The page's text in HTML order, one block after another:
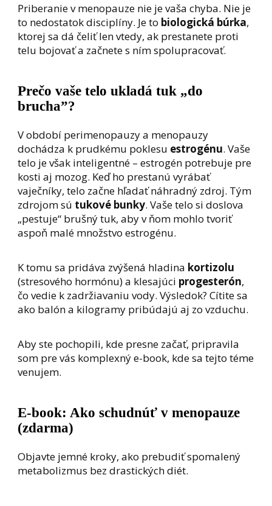
Priberanie v menopauze nie je vaša chyba. Nie je
to nedostatok disciplíny. Je to biologická búrka,
ktorej sa dá čeliť len vtedy, ak prestanete proti
telu bojovať a začnete s ním spolupracovať.
Prečo vaše telo ukladá tuk „do
brucha”?
V období perimenopauzy a menopauzy
dochádza k prudkému poklesu estrogénu. Vaše
telo je však inteligentné – estrogén potrebuje pre
kosti aj mozog. Keď ho prestanú vyrábať
vaječníky, telo začne hľadať náhradný zdroj. Tým
zdrojom sú tukové bunky. Vaše telo si doslova
„pestuje“ brušný tuk, aby v ňom mohlo tvoriť
aspoň malé množstvo estrogénu.
K tomu sa pridáva zvýšená hladina kortizolu
(stresového hormónu) a klesajúci progesterón,
čo vedie k zadržiavaniu vody. Výsledok? Cítite sa
ako balón a kilogramy pribúdajú aj zo vzduchu.
Aby ste pochopili, kde presne začať, pripravila
som pre vás komplexný e-book, kde sa tejto téme
venujem.
E-book: Ako schudnúť v menopauze
(zdarma)
Objavte jemné kroky, ako prebudiť spomalený
metabolizmus bez drastických diét.